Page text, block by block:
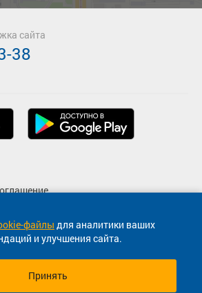
файлы для аналитики ваших
и улучшения сайта.
Принять
сообщения
сайта
38
Онлайн сервис продажи